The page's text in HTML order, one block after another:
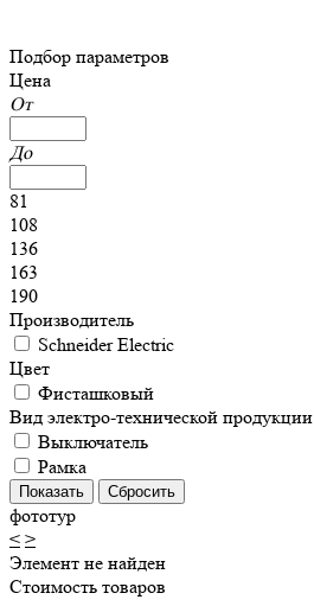
Подбор параметров
Цена
От
До
81
108
136
163
190
Производитель
Schneider Electric
Цвет
Фисташковый
Вид электро-технической продукции
Выключатель
Рамка
фототур
< >
Элемент не найден
Стоимость товаров